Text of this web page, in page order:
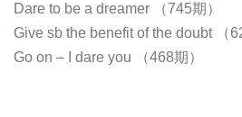
Dare to be a dreamer （745期）
Give sb the benefit of the doubt （
Go on – I dare you （468期）